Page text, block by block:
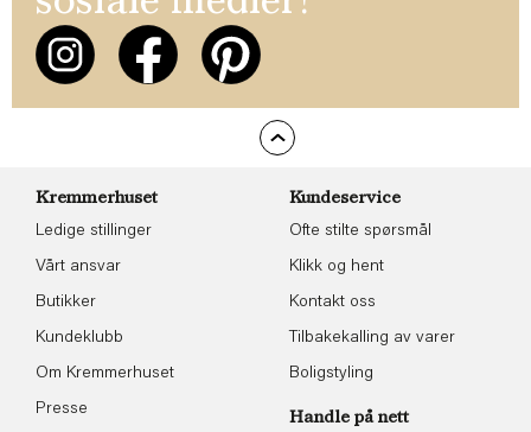
Kremmerhuset
Ledige stillinger
Vårt ansvar
Butikker
Kundeklubb
Om Kremmerhuset
Presse
Kundeservice
Ofte stilte spørsmål
Klikk og hent
Kontakt oss
Tilbakekalling av varer
Boligstyling
Handle på nett